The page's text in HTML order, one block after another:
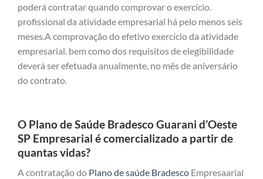
poderá contratar quando comprovar o exercício.
profissional da atividade empresarial há pelo menos seis
meses.A comprovação do efetivo exercício da atividade
empresarial. bem como dos requisitos de elegibilidade
deverá ser efetuada anualmente, no mês de aniversário
do contrato.
O Plano de Saúde Bradesco Guarani d’Oeste
SP Empresarial é comercializado a partir de
quantas vidas?
A contratação do Plano de saúde Bradesco Empresaarial